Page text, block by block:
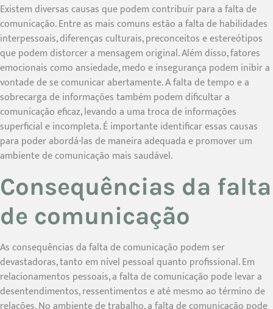
Existem diversas causas que podem contribuir para a falta de
comunicação. Entre as mais comuns estão a falta de habilidades
interpessoais, diferenças culturais, preconceitos e estereótipos
que podem distorcer a mensagem original. Além disso, fatores
emocionais como ansiedade, medo e insegurança podem inibir a
vontade de se comunicar abertamente. A falta de tempo e a
sobrecarga de informações também podem dificultar a
comunicação eficaz, levando a uma troca de informações
superficial e incompleta. É importante identificar essas causas
para poder abordá-las de maneira adequada e promover um
ambiente de comunicação mais saudável.
Consequências da falta
de comunicação
As consequências da falta de comunicação podem ser
devastadoras, tanto em nível pessoal quanto profissional. Em
relacionamentos pessoais, a falta de comunicação pode levar a
desentendimentos, ressentimentos e até mesmo ao término de